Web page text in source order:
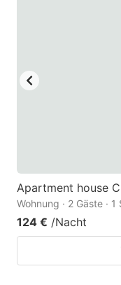
Apartment house
Wohnung · 2 Gäste ·
124 € /Nacht